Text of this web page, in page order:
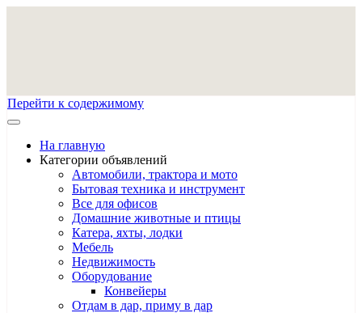
Перейти к содержимому
На главную
Категории объявлений
Автомобили, трактора и мото
Бытовая техника и инструмент
Все для офисов
Домашние животные и птицы
Катера, яхты, лодки
Мебель
Недвижимость
Оборудование
Конвейеры
Отдам в дар, приму в дар